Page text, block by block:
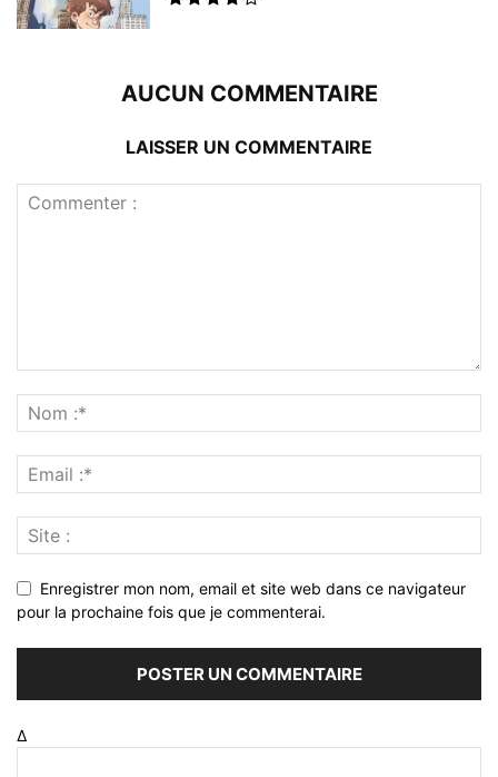
AUCUN COMMENTAIRE
LAISSER UN COMMENTAIRE
Enregistrer mon nom, email et site web dans ce navigateur
pour la prochaine fois que je commenterai.
Δ